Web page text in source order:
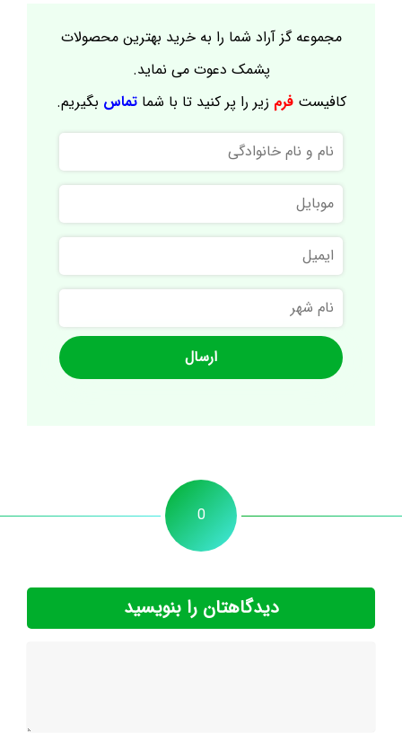
مجموعه گز آراد شما را به خرید بهترین محصولات
پشمک دعوت می نماید.
کافیستفرم زیر را پر کنید تا با شماتماس بگیریم.
نام
و
نام
خانوادگی
موبایل
ایمیل
نام
شهر
0
دیدگاهتان را بنویسید